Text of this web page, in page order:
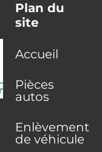
Plan du
site
Accueil
Pièces
autos
Enlèvement
de véhicule